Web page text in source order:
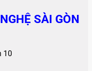
SÀI GÒN
10